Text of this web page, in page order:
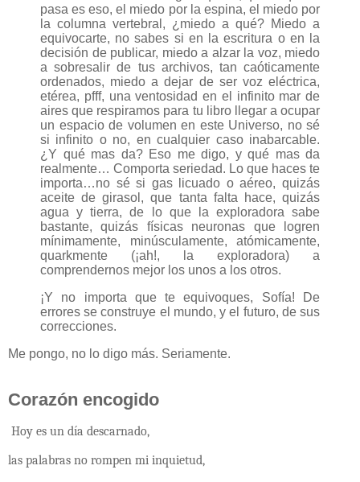
pasa es eso, el miedo por la espina, el miedo por
la columna vertebral, ¿miedo a qué? Miedo a
equivocarte, no sabes si en la escritura o en la
decisión de publicar, miedo a alzar la voz, miedo
a sobresalir de tus archivos, tan caóticamente
ordenados, miedo a dejar de ser voz eléctrica,
etérea, pfff, una ventosidad en el infinito mar de
aires que respiramos para tu libro llegar a ocupar
un espacio de volumen en este Universo, no sé
si infinito o no, en cualquier caso inabarcable.
¿Y qué mas da? Eso me digo, y qué mas da
realmente… Comporta seriedad. Lo que haces te
importa…no sé si gas licuado o aéreo, quizás
aceite de girasol, que tanta falta hace, quizás
agua y tierra, de lo que la exploradora sabe
bastante, quizás físicas neuronas que logren
mínimamente, minúsculamente, atómicamente,
quarkmente (¡ah!, la exploradora) a
comprendernos mejor los unos a los otros.
¡Y no importa que te equivoques, Sofía! De
errores se construye el mundo, y el futuro, de sus
correcciones.
Me pongo, no lo digo más. Seriamente.
Corazón encogido
Hoy es un día descarnado,
las palabras no rompen mi inquietud,